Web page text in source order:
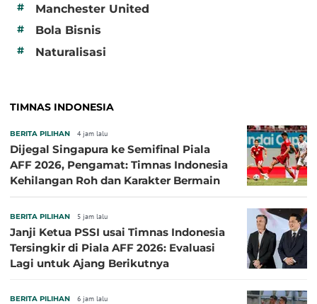
# Manchester United
# Bola Bisnis
# Naturalisasi
TIMNAS INDONESIA
BERITA PILIHAN 4 jam lalu
Dijegal Singapura ke Semifinal Piala
AFF 2026, Pengamat: Timnas Indonesia
Kehilangan Roh dan Karakter Bermain
BERITA PILIHAN 5 jam lalu
Janji Ketua PSSI usai Timnas Indonesia
Tersingkir di Piala AFF 2026: Evaluasi
Lagi untuk Ajang Berikutnya
BERITA PILIHAN 6 jam lalu